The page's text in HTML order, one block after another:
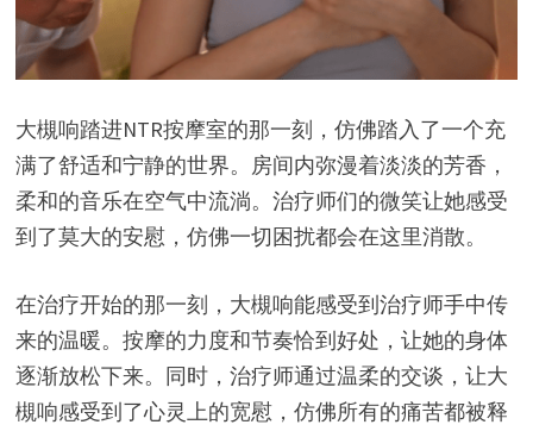
大槻响踏进NTR按摩室的那一刻，仿佛踏入了一个充
满了舒适和宁静的世界。房间内弥漫着淡淡的芳香，
柔和的音乐在空气中流淌。治疗师们的微笑让她感受
到了莫大的安慰，仿佛一切困扰都会在这里消散。
在治疗开始的那一刻，大槻响能感受到治疗师手中传
来的温暖。按摩的力度和节奏恰到好处，让她的身体
逐渐放松下来。同时，治疗师通过温柔的交谈，让大
槻响感受到了心灵上的宽慰，仿佛所有的痛苦都被释